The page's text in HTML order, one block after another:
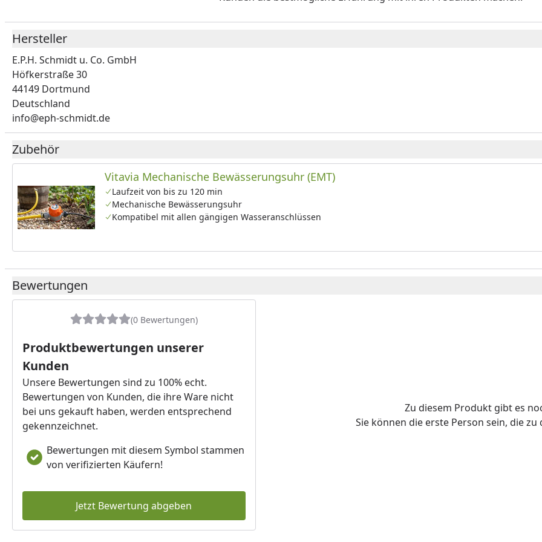
Hersteller
E.P.H. Schmidt u. Co. GmbH
Höfkerstraße 30
44149 Dortmund
Deutschland
info@eph-schmidt.de
Zubehör
Vitavia Mechanische Bewässerungsuhr (EMT)
Laufzeit von bis zu 120 min
Mechanische Bewässerungsuhr
Kompatibel mit allen gängigen Wasseranschlüssen
Bewertungen
(0 Bewertungen)
Produktbewertungen unserer
Kunden
Unsere Bewertungen sind zu 100% echt.
Bewertungen von Kunden, die ihre Ware nicht
bei uns gekauft haben, werden entsprechend
gekennzeichnet.
Bewertungen mit diesem Symbol stammen
von verifizierten Käufern!
Jetzt Bewertung abgeben
Zu diesem Produkt gibt es
Sie können die erste Person sein, die